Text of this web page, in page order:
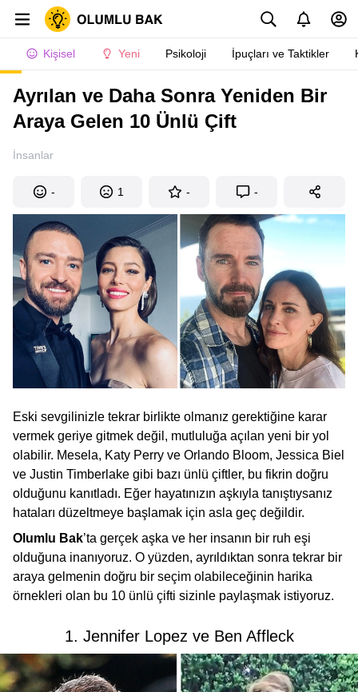
Kişisel Yeni Psikoloji İpuçları ve Taktikler
Ayrılan ve Daha Sonra Yeniden Bir
Araya Gelen 10 Ünlü Çift
İnsanlar
- 1 - -
Eski sevgilinizle tekrar birlikte olmanız gerektiğine karar
vermek geriye gitmek değil, mutluluğa açılan yeni bir yol
olabilir. Mesela, Katy Perry ve Orlando Bloom, Jessica Biel
ve Justin Timberlake gibi bazı ünlü çiftler, bu fikrin doğru
olduğunu kanıtladı. Eğer hayatınızın aşkıyla tanıştıysanız
hataları düzeltmeye başlamak için asla geç değildir.
Olumlu Bak’ta gerçek aşka ve her insanın bir ruh eşi
olduğuna inanıyoruz. O yüzden, ayrıldıktan sonra tekrar bir
araya gelmenin doğru bir seçim olabileceğinin harika
örnekleri olan bu 10 ünlü çifti sizinle paylaşmak istiyoruz.
1. Jennifer Lopez ve Ben Affleck